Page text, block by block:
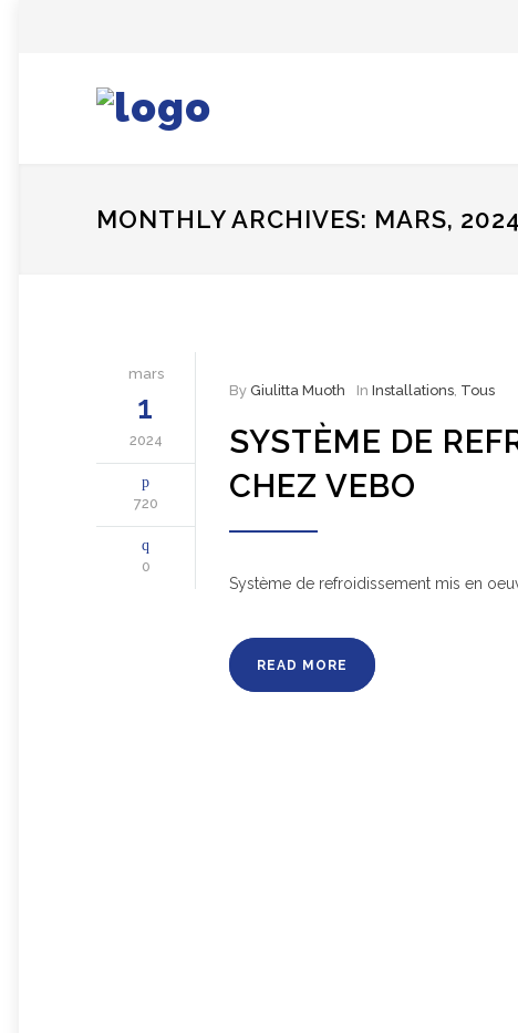
MONTHLY ARCHIVES: MARS, 2024
mars
1
2024
720
0
By Giulitta Muoth In Installations, Tous
SYSTÈME DE
CHEZ VEBO
Système de refroidissement mis en
READ MORE